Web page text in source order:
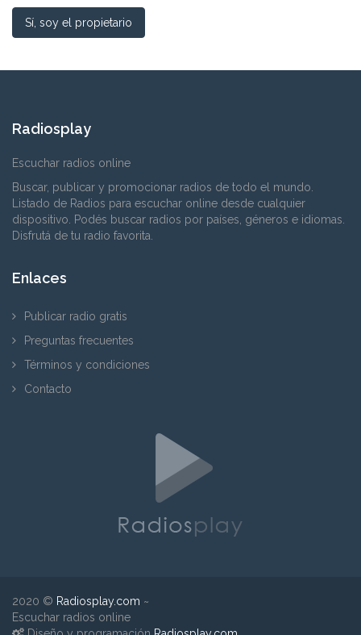
Sí, soy el propietario
Radiosplay
Escuchar radios online
Buscar, publicar y promocionar radios de todo el mundo.
Listado de Radios para escuchar online desde cualquier
dispositivo. Podés buscar radios por países, géneros e idiomas.
Disfrutá de tu radio favorita.
Enlaces
Publicar radio gratis
Preguntas frecuentes
Términos y condiciones
Contacto
2020 © Radiosplay.com ~
Escuchar radios online